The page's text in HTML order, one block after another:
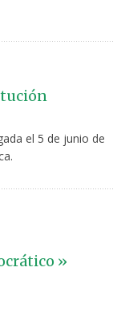
el 5 de junio de
»